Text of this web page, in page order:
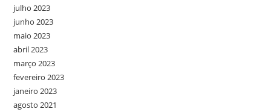
julho 2023
junho 2023
maio 2023
abril 2023
março 2023
fevereiro 2023
janeiro 2023
agosto 2021